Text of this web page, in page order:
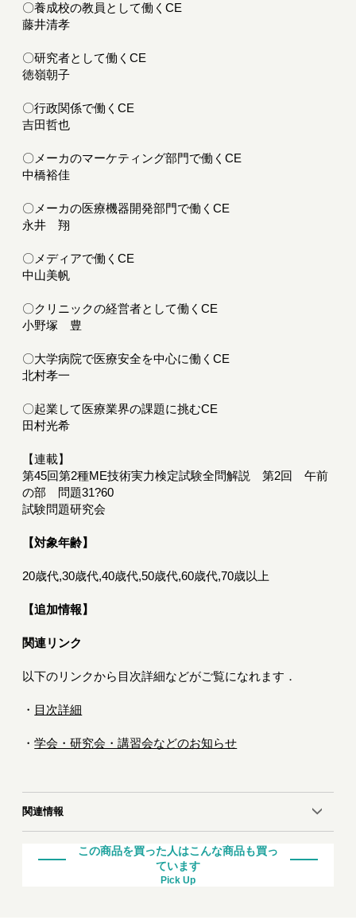
〇養成校の教員として働くCE
藤井清孝
〇研究者として働くCE
徳嶺朝子
〇行政関係で働くCE
吉田哲也
〇メーカのマーケティング部門で働くCE
中橋裕佳
〇メーカの医療機器開発部門で働くCE
永井 翔
〇メディアで働くCE
中山美帆
〇クリニックの経営者として働くCE
小野塚 豊
〇大学病院で医療安全を中心に働くCE
北村孝一
〇起業して医療業界の課題に挑むCE
田村光希
【連載】
第45回第2種ME技術実力検定試験全問解説 第2回 午前
の部 問題31?60
試験問題研究会
【対象年齢】
20歳代,30歳代,40歳代,50歳代,60歳代,70歳以上
【追加情報】
関連リンク
以下のリンクから目次詳細などがご覧になれます．
・ 目次詳細
・学会・研究会・講習会などのお知らせ
関連情報
この商品を買った人はこんな商品も買っ
ています
Pick Up